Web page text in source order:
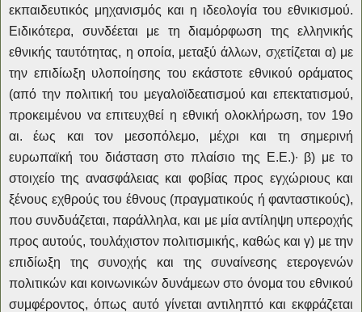
εκπαιδευτικός μηχανισμός και η ιδεολογία του εθνικισμού.
Ειδικότερα, συνδέεται με τη διαμόρφωση της ελληνικής
εθνικής ταυτότητας, η οποία, μεταξύ άλλων, σχετίζεται α) με
την επιδίωξη υλοποίησης του εκάστοτε εθνικού οράματος
(από την πολιτική του μεγαλοϊδεατισμού και επεκτατισμού,
προκειμένου να επιτευχθεί η εθνική ολοκλήρωση, τον 19ο
αι. έως και τον μεσοπόλεμο, μέχρι και τη σημερινή
ευρωπαϊκή του διάσταση στο πλαίσιο της Ε.Ε.)∙ β) με το
στοιχείο της ανασφάλειας και φοβίας προς εγχώριους και
ξένους εχθρούς του έθνους (πραγματικούς ή φανταστικούς),
που συνδυάζεται, παράλληλα, και με μία αντίληψη υπεροχής
προς αυτούς, τουλάχιστον πολιτισμικής, καθώς και γ) με την
επιδίωξη της συνοχής και της συναίνεσης ετερογενών
πολιτικών και κοινωνικών δυνάμεων στο όνομα του εθνικού
συμφέροντος, όπως αυτό γίνεται αντιληπτό και εκφράζεται